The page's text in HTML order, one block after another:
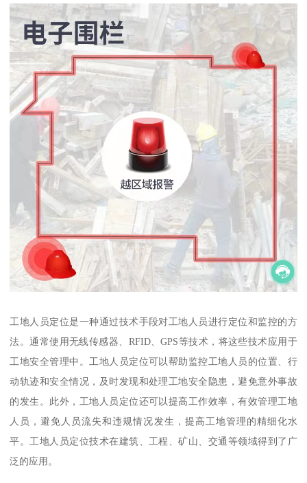
工地人员定位是一种通过技术手段对工地人员进行定位和监控的方
法。通常使用无线传感器、RFID、GPS等技术，将这些技术应用于
工地安全管理中。工地人员定位可以帮助监控工地人员的位置、行
动轨迹和安全情况，及时发现和处理工地安全隐患，避免意外事故
的发生。此外，工地人员定位还可以提高工作效率，有效管理工地
人员，避免人员流失和违规情况发生，提高工地管理的精细化水
平。工地人员定位技术在建筑、工程、矿山、交通等领域得到了广
泛的应用。